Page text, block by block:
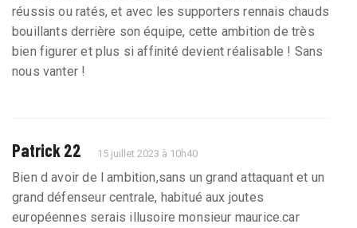
réussis ou ratés, et avec les supporters rennais chauds
bouillants derrière son équipe, cette ambition de très
bien figurer et plus si affinité devient réalisable ! Sans
nous vanter !
Patrick 22 15 juillet 2023 à 10h40
Bien d avoir de l ambition,sans un grand attaquant et un
grand défenseur centrale, habitué aux joutes
européennes serais illusoire monsieur maurice.car